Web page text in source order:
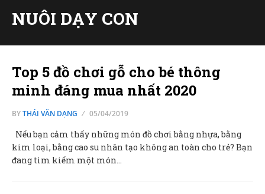
NUÔI DẠY CON
Top 5 đồ chơi gỗ cho bé thông
minh đáng mua nhất 2020
BYTHÁI VĂN DẠNG 05/04/2019
Nếu bạn cảm thấy những món đồ chơi bằng nhựa, bằng
kim loại, bằng cao su nhân tạo không an toàn cho trẻ? Bạn
đang tìm kiếm một món…